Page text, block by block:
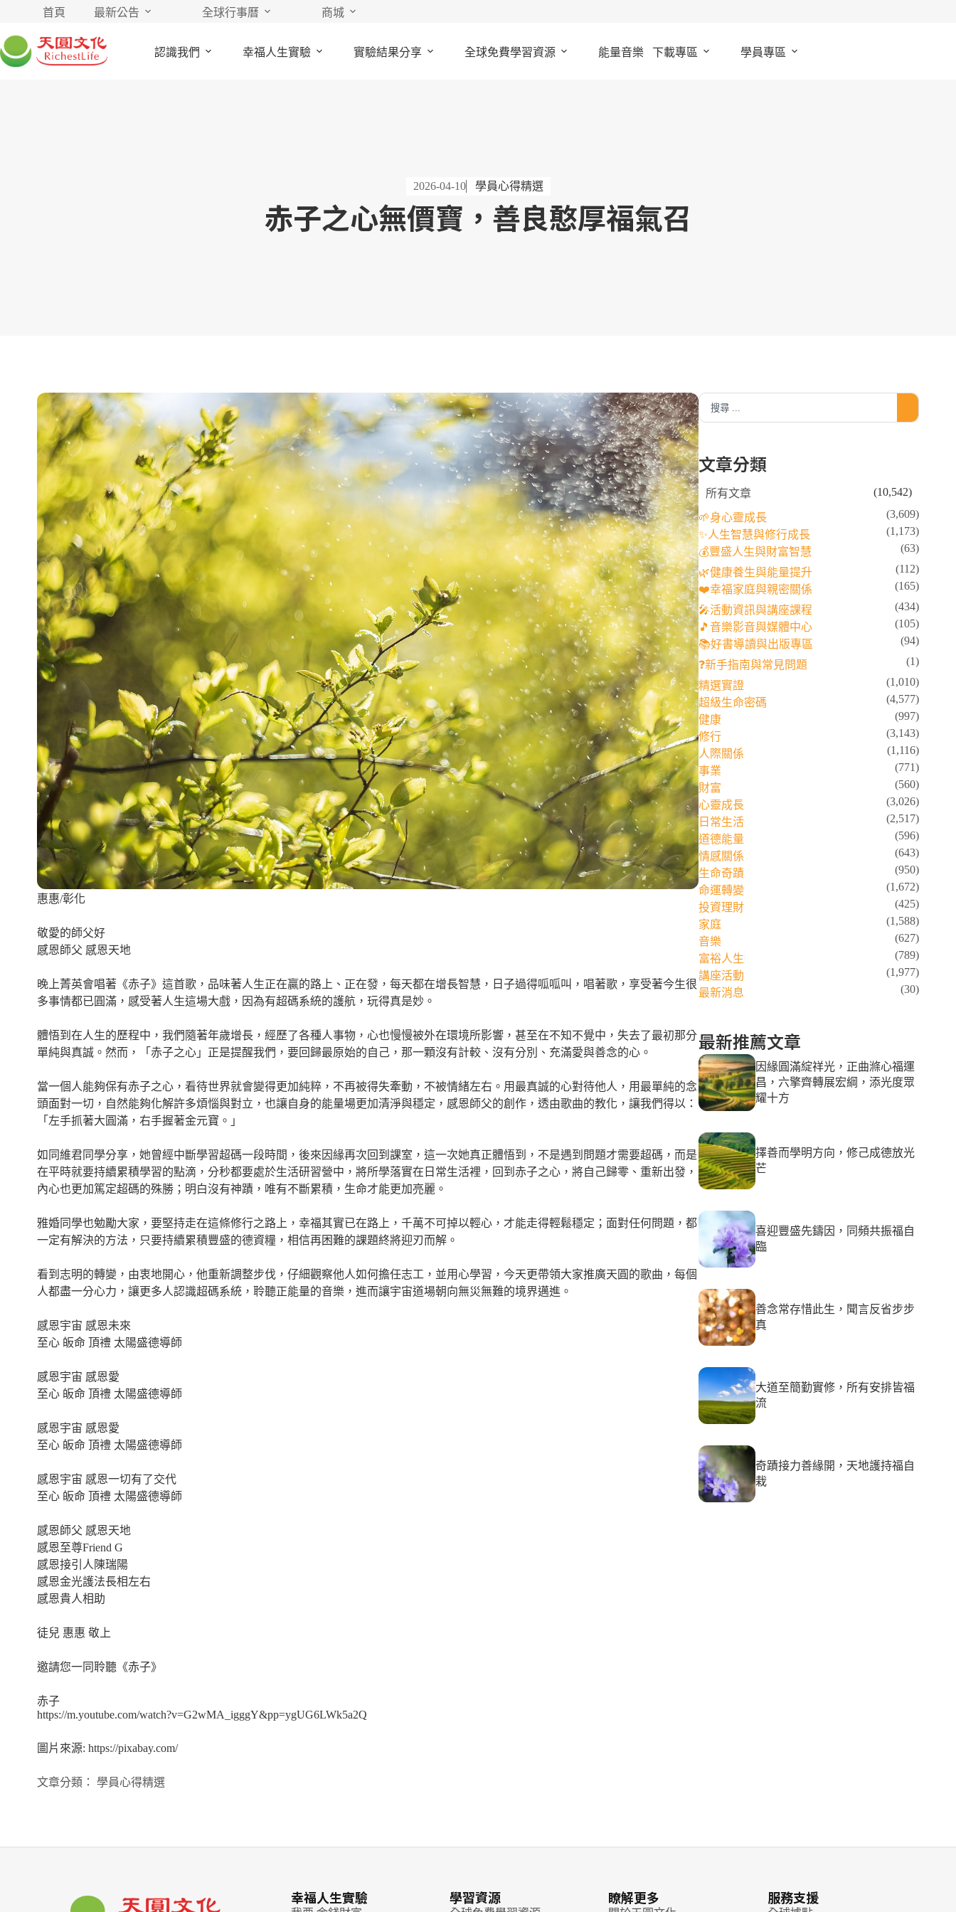
首頁 最新公告 全球行事曆 商城
認識我們 幸福人生實驗 實驗結果分享 全球免費學習資源 能量音樂 下載專區 學員專區
2026-04-10 學員心得精選
赤子之心無價寶，善良憨厚福氣召
惠惠/彰化
敬愛的師父好
感恩師父 感恩天地
晚上菁英會唱著《赤子》這首歌，品味著人生正在贏的路上、正在發，每天都在增長智慧，日子過得呱呱叫，唱著歌，享受著今生很
多事情都已圓滿，感受著人生這場大戲，因為有超碼系統的護航，玩得真是妙。
體悟到在人生的歷程中，我們隨著年歲增長，經歷了各種人事物，心也慢慢被外在環境所影響，甚至在不知不覺中，失去了最初那分
單純與真誠。然而，「赤子之心」正是提醒我們，要回歸最原始的自己，那一顆沒有計較、沒有分別、充滿愛與善念的心。
當一個人能夠保有赤子之心，看待世界就會變得更加純粹，不再被得失牽動，不被情緒左右。用最真誠的心對待他人，用最單純的念
頭面對一切，自然能夠化解許多煩惱與對立，也讓自身的能量場更加清淨與穩定，感恩師父的創作，透由歌曲的教化，讓我們得以：
「左手抓著大圓滿，右手握著金元寶。」
如同維君同學分享，她曾經中斷學習超碼一段時間，後來因緣再次回到課室，這一次她真正體悟到，不是遇到問題才需要超碼，而是
在平時就要持續累積學習的點滴，分秒都要處於生活研習營中，將所學落實在日常生活裡，回到赤子之心，將自己歸零、重新出發，
內心也更加篤定超碼的殊勝；明白沒有神蹟，唯有不斷累積，生命才能更加亮麗。
雅婚同學也勉勵大家，要堅持走在這條修行之路上，幸福其實已在路上，千萬不可掉以輕心，才能走得輕鬆穩定；面對任何問題，都
一定有解決的方法，只要持續累積豐盛的德資糧，相信再困難的課題終將迎刃而解。
看到志明的轉變，由衷地開心，他重新調整步伐，仔細觀察他人如何擔任志工，並用心學習，今天更帶領大家推廣天圓的歌曲，每個
人都盡一分心力，讓更多人認識超碼系統，聆聽正能量的音樂，進而讓宇宙道場朝向無災無難的境界邁進。
感恩宇宙 感恩未來
至心 皈命 頂禮 太陽盛德導師
感恩宇宙 感恩愛
至心 皈命 頂禮 太陽盛德導師
感恩宇宙 感恩愛
至心 皈命 頂禮 太陽盛德導師
感恩宇宙 感恩一切有了交代
至心 皈命 頂禮 太陽盛德導師
感恩師父 感恩天地
感恩至尊Friend G
感恩接引人陳瑞陽
感恩金光護法長相左右
感恩貴人相助
徒兒 惠惠 敬上
邀請您一同聆聽《赤子》
赤子
https://m.youtube.com/watch?v=G2wMA_igggY&pp=ygUG6LWk5a2Q
圖片來源: https://pixabay.com/
文章分類： 學員心得精選
文章分類
所有文章 (10,542)
🌱身心靈成長
(3,609)
✨人生智慧與修行成長
(1,173)
💰豐盛人生與財富智慧
(63)
🌿健康養生與能量提升
(112)
❤️幸福家庭與親密關係
(165)
🎤活動資訊與講座課程
(434)
🎵音樂影音與媒體中心
(105)
📚好書導讀與出版專區
(94)
❓新手指南與常見問題
(1)
精選實證
(1,010)
超級生命密碼
(4,577)
健康
(997)
修行
(3,143)
人際關係
(1,116)
事業
(771)
財富
(560)
心靈成長
(3,026)
日常生活
(2,517)
道德能量
(596)
情感關係
(643)
生命奇蹟
(950)
命運轉變
(1,672)
投資理財
(425)
家庭
(1,588)
音樂
(627)
富裕人生
(789)
講座活動
(1,977)
最新消息
(30)
最新推薦文章
因緣圓滿綻祥光，正曲滌心福運
昌，六擎齊轉展宏綱，添光度眾
耀十方
擇善而學明方向，修己成德放光
芒
喜迎豐盛先鑄因，同頻共振福自
臨
善念常存惜此生，聞言反省步步
真
大道至簡勤實修，所有安排皆福
流
奇蹟接力善緣開，天地護持福自
栽
幸福人生實驗 學習資源 瞭解更多 服務支援